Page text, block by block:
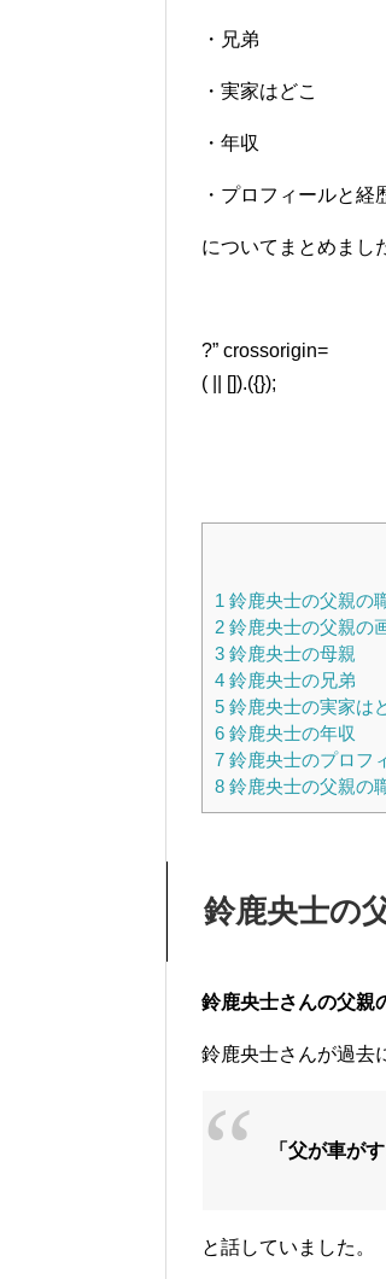
・兄弟
・実家はどこ
・年収
・プロフィールと経
についてまとめまし
?” crossorigin=
( || []).({});
1 鈴鹿央士の父親の
2 鈴鹿央士の父親の
3 鈴鹿央士の母親
4 鈴鹿央士の兄弟
5 鈴鹿央士の実家は
6 鈴鹿央士の年収
7 鈴鹿央士のプロフ
8 鈴鹿央士の父親の
鈴鹿央士の
鈴鹿央士さんの父親
鈴鹿央士さんが過去
「父が車が
と話していました。